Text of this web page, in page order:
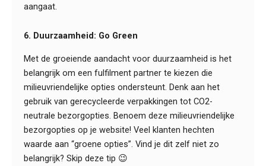
aangaat.
6. Duurzaamheid: Go Green
Met de groeiende aandacht voor duurzaamheid is het
belangrijk om een fulfilment partner te kiezen die
milieuvriendelijke opties ondersteunt. Denk aan het
gebruik van gerecycleerde verpakkingen tot CO2-
neutrale bezorgopties. Benoem deze milieuvriendelijke
bezorgopties op je website! Veel klanten hechten
waarde aan “groene opties”. Vind je dit zelf niet zo
belangrijk? Skip deze tip 😉